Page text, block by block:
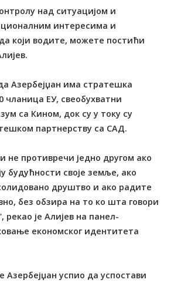
над ситуацијом и
интересима и
који водите, можете постићи
Азербејџан има стратешка
чланица ЕУ, свеобухватни
са Кином, док су у току су
партнерству са САД.
не противречи једно другом ако
будућности своје земље, ако
друштво и ако радите
без обзира на то ко шта говори
је Алијев на панел-
економског идентитета
Азербејџан успио да успостави